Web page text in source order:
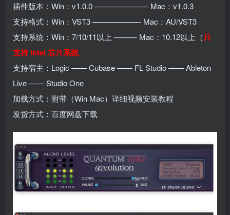
插件版本：Win：v1.0.0 ——————— Mac：v1.0.3
支持格式：Win：VST3 ——————- Mac：AU/VST3
支持系统：Win：7/10/11以上 ——— Mac：10.12以上（只
支持 Intel 芯片系统
支持宿主：Logic —— Cubase —— FL Studio —— Ableton
Live —— Studio One
加载方式：附带（Win Mac）详细视频安装教程
发货方式：百度网盘下载